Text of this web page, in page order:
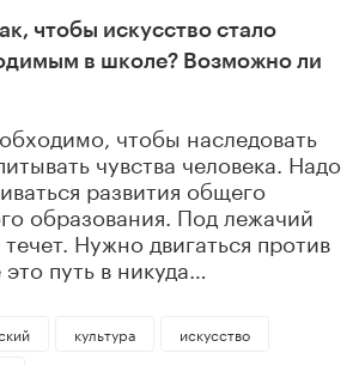
чтобы искусство стало
в школе? Возможно ли
чтобы наследовать
чувства человека. Надо
развития общего
образования. Под лежачий
Нужно двигаться против
путь в никуда…
культура
искусство